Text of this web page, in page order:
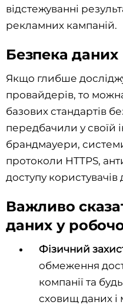
відстежуванні
рекламних кампаній.
Безпека даних
Якщо глибше
провайдерів, то
базових стандартів
передбачили у своїй
брандмауери,
протоколи HTTPS,
доступу
Важливо
даних у
Фізичний
обмеження
компанії та
сховищ даних